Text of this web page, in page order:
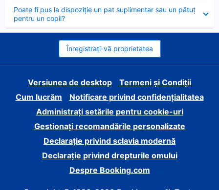
Poate fi pus la dispoziție un pat suplimentar sau un pătuț
pentru un copil?
închis
Înregistrați-vă proprietatea
Versiunea de desktop
Termeni și Condiții
Cum lucrăm
Notificare privind confidențialitatea
Administrați setările pentru cookie-uri
Gestionați recomandările personalizate
Declarație privind sclavia modernă
Declarație privind drepturile omului
Despre Booking.com